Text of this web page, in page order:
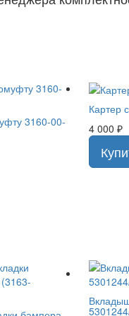
3160-00-
Картер
4 000 ₽